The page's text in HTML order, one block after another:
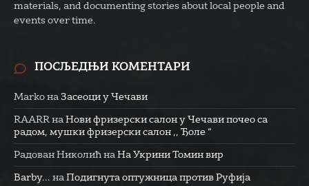
materials, and documenting stories about local people and
events over time.
ПОСЉЕДЊИ КОМЕНТАРИ
Marko на Засеоци у Чечави
RAARR на Нови фризерски салон у Чечави почео са
радом, мушки фризерски салон ,, Ђоле “
Радован Николић на На Укрини Томин вир
Barby... на Подигнута оптужница против Руфија